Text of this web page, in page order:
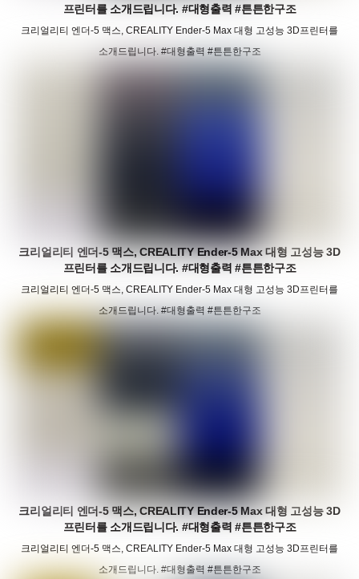
프린터를 소개드립니다. #대형출력 #튼튼한구조
크리얼리티 엔더-5 맥스, CREALITY Ender-5 Max 대형 고성능 3D프린터를
소개드립니다. #대형출력 #튼튼한구조
크리얼리티 엔더-5 맥스, CREALITY Ender-5 Max 대형 고성능 3D
프린터를 소개드립니다. #대형출력 #튼튼한구조
크리얼리티 엔더-5 맥스, CREALITY Ender-5 Max 대형 고성능 3D프린터를
소개드립니다. #대형출력 #튼튼한구조
크리얼리티 엔더-5 맥스, CREALITY Ender-5 Max 대형 고성능 3D
프린터를 소개드립니다. #대형출력 #튼튼한구조
크리얼리티 엔더-5 맥스, CREALITY Ender-5 Max 대형 고성능 3D프린터를
소개드립니다. #대형출력 #튼튼한구조